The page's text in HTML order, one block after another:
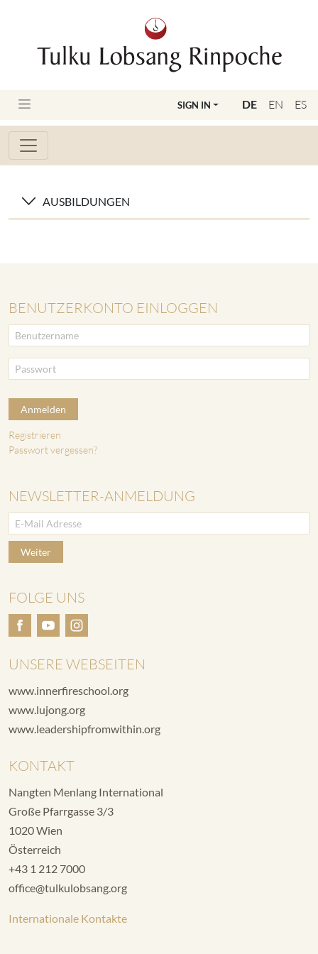
DE EN ES
SIGN IN
AUSBILDUNGEN
BENUTZERKONTO EINLOGGEN
Anmelden
Registrieren
Passwort vergessen?
NEWSLETTER-ANMELDUNG
Weiter
FOLGE UNS
UNSERE WEBSEITEN
www.innerfireschool.org
www.lujong.org
www.leadershipfromwithin.org
KONTAKT
Nangten Menlang International
Große Pfarrgasse 3/3
1020 Wien
Österreich
+43 1 212 7000
office@tulkulobsang.org
Internationale Kontakte